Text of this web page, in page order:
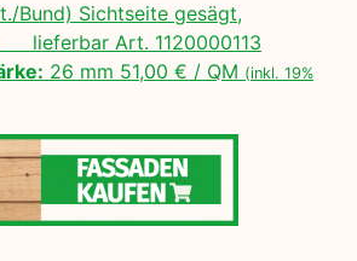
Bund) Sichtseite gesägt,
lieferbar Art. 1120000113
26 mm 51,00 € / QM (inkl. 19%